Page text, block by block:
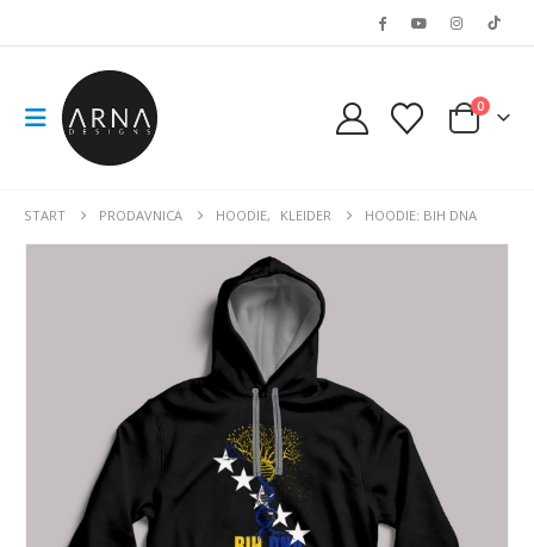
0
START PRODAVNICA HOODIE, KLEIDER HOODIE: BIH DNA